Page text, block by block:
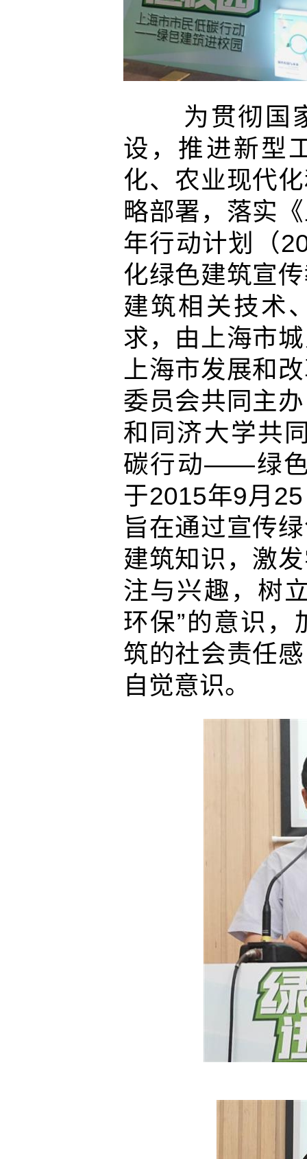
为贯彻国家
设，推进新型
化、农业现代
略部署，落实
年行动计划（
化绿色建筑宣
建筑相关技术
求，由上海市
上海市发展和
委员会共同主
和同济大学共
碳行动——绿色
于2015年9月
旨在通过宣传
建筑知识，激
注与兴趣，树
环保”的意识，
筑的社会责任
自觉意识。